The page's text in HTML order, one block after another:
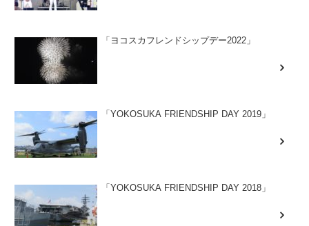
「ヨコスカフレンドシップデー2022」
「YOKOSUKA FRIENDSHIP DAY 2019」
「YOKOSUKA FRIENDSHIP DAY 2018」